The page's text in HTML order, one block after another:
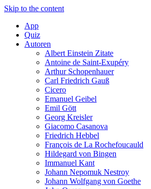
Skip to the content
App
Quiz
Autoren
Albert Einstein Zitate
Antoine de Saint-Exupéry
Arthur Schopenhauer
Carl Friedrich Gauß
Cicero
Emanuel Geibel
Emil Gött
Georg Kreisler
Giacomo Casanova
Friedrich Hebbel
François de La Rochefoucauld
Hildegard von Bingen
Immanuel Kant
Johann Nepomuk Nestroy
Johann Wolfgang von Goethe